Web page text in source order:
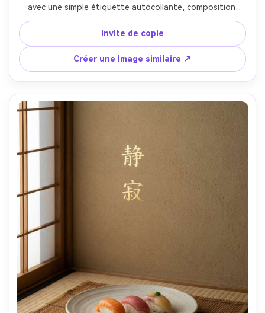
avec une simple étiquette autocollante, composition
d'affiche avec des mises en page Polaroid vibe (bordure
encadrée, coins de ruban subtil), lumière naturelle
nuageuse, Fujifilm X-T5 33mm f/1.4, angle franc, ambiance
amicale et cadeauable, textures réalistes, ombres
naturelles, haute résolution, mise au point nette-AR 4:5
Invite de copie
Créer une Image similaire ↗